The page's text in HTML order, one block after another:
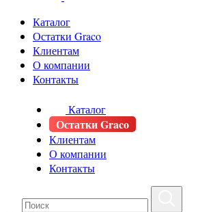
Каталог
Остатки Graco
Клиентам
О компании
Контакты
Каталог
Остатки Graco
Клиентам
О компании
Контакты